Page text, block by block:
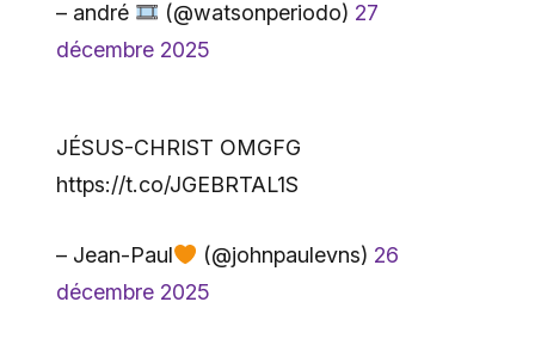
– andré (@watsonperiodo) 27
décembre 2025
JÉSUS-CHRIST OMGFG
https://t.co/JGEBRTAL1S
– Jean-Paul (@johnpaulevns) 26
décembre 2025